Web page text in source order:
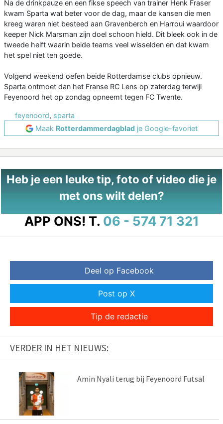
Na de drinkpauze en een fikse speech van trainer Henk Fraser
kwam Sparta wat beter voor de dag, maar de kansen die men
kreeg waren niet besteed aan Gravenberch en Harroui waardoor
keeper Nick Marsman zijn doel schoon hield. Dit bleek ook in de
tweede helft waarin beide teams veel wisselden en dat kwam
het spel niet ten goede.
Volgend weekend oefen beide Rotterdamse clubs opnieuw.
Sparta ontmoet dan het Franse RC Lens op zaterdag terwijl
Feyenoord het op zondag opneemt tegen FC Twente.
feyenoord, sparta
Maak Rotterdammerdagblad je Google-favoriet
Heb je een leuke tip, foto of video die je
met ons wilt delen?
APP ONS! T. 06 - 574 71 321
Deel op Facebook
Post op X
Tip de redactie
VERDER IN HET NIEUWS:
Amin Nyali terug bij Feyenoord Futsal